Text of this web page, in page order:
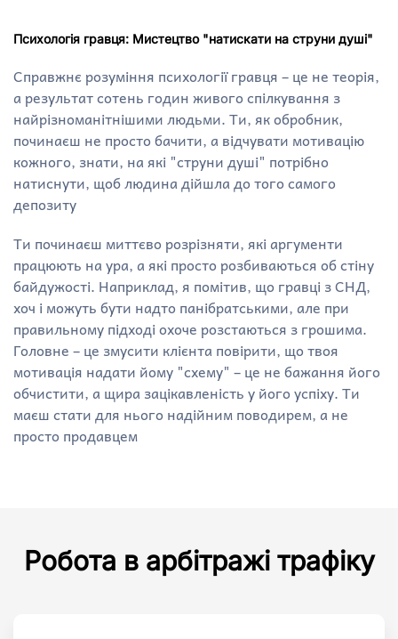
Психологія гравця: Мистецтво "натискати на струни душі"
Справжнє розуміння психології гравця – це не теорія,
а результат сотень годин живого спілкування з
найрізноманітнішими людьми. Ти, як обробник,
починаєш не просто бачити, а відчувати мотивацію
кожного, знати, на які "струни душі" потрібно
натиснути, щоб людина дійшла до того самого
депозиту
Ти починаєш миттєво розрізняти, які аргументи
працюють на ура, а які просто розбиваються об стіну
байдужості. Наприклад, я помітив, що гравці з СНД,
хоч і можуть бути надто панібратськими, але при
правильному підході охоче розстаються з грошима.
Головне – це змусити клієнта повірити, що твоя
мотивація надати йому "схему" – це не бажання його
обчистити, а щира зацікавленість у його успіху. Ти
маєш стати для нього надійним поводирем, а не
просто продавцем
Робота в арбітражі трафіку